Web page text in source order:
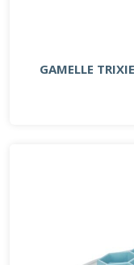
GAMELLE